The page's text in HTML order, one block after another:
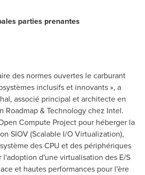
parties prenantes
des normes ouvertes le carburant
inclusifs et innovants », a
, associé principal et architecte en
Roadmap & Technology chez Intel.
Compute Project pour héberger la
SIOV (Scalable I/O Virtualization),
des CPU et des périphériques
l'adoption d'une virtualisation des E/S
et hautes performances pour l'ère